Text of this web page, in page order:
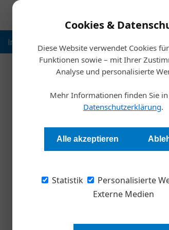
Cookies &
Diese Website verwendet Cookies
Funktionen sowie – mit Ihrer
Analyse und personalisierte
Mehr Informationen finden Sie
Datenschutzerklärung.
Alle akzeptieren
Statistik
Personalisierte
Externe Medien
Inspiration
Sabine Prohaska
Zum Jahreswechsel
wieder vergessen - weil
Ziehe ich der
Freunde wichtiger?